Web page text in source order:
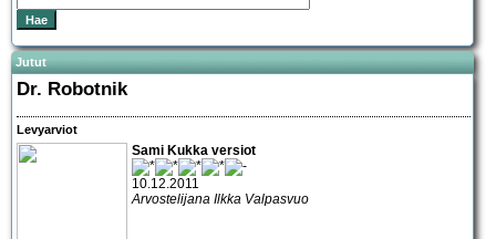
Jutut
Dr. Robotnik
Levyarviot
Sami Kukka versiot
10.12.2011
Arvostelijana Ilkka Valpasvuo